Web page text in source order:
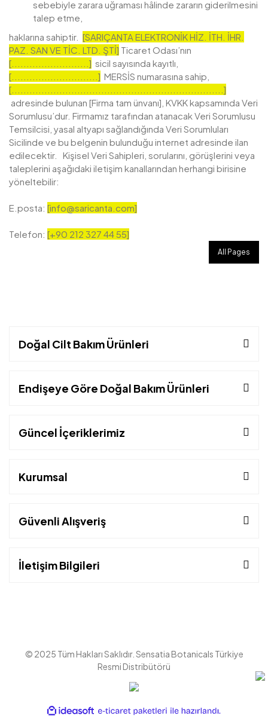
sebebiyle zarara uğraması hâlinde zararın giderilmesini
talep etme,
haklarına sahiptir. [SARIÇANTA ELEKTRONİK HİZ. İTH. İHR.
PAZ. SAN VE TİC. LTD. ŞTİ] Ticaret Odası’nın
[..........................] sicil sayısında kayıtlı,
[.............................] MERSİS numarasına sahip,
[.......................................................................]
adresinde bulunan [Firma tam ünvanı], KVKK kapsamında Veri
Sorumlusu’dur. Firmamız tarafından atanacak Veri Sorumlusu
Temsilcisi, yasal altyapı sağlandığında Veri Sorumluları
Sicilinde ve bu belgenin bulunduğu internet adresinde ilan
edilecektir. Kişisel Veri Sahipleri, sorularını, görüşlerini veya
taleplerini aşağıdaki iletişim kanallarından herhangi birisine
yöneltebilir:
E.posta: [info@saricanta.com]
Telefon: [+90 212 327 44 55]
All Pages
Doğal Cilt Bakım Ürünleri
Endişeye Göre Doğal Bakım Ürünleri
Güncel İçeriklerimiz
Kurumsal
Güvenli Alışveriş
İletişim Bilgileri
© 2025 Tüm Hakları Saklıdır. Sensatia Botanicals Türkiye
Resmi Distribütörü
ideasoft
e-